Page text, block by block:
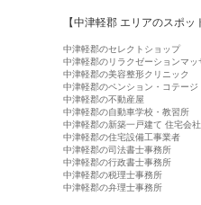
【中津軽郡 エリアのスポッ
中津軽郡のセレクトショップ
中津軽郡のリラクゼーションマッ
中津軽郡の美容整形クリニック
中津軽郡のペンション・コテージ
中津軽郡の不動産屋
中津軽郡の自動車学校・教習所
中津軽郡の新築一戸建て 住宅会社
中津軽郡の住宅設備工事業者
中津軽郡の司法書士事務所
中津軽郡の行政書士事務所
中津軽郡の税理士事務所
中津軽郡の弁理士事務所